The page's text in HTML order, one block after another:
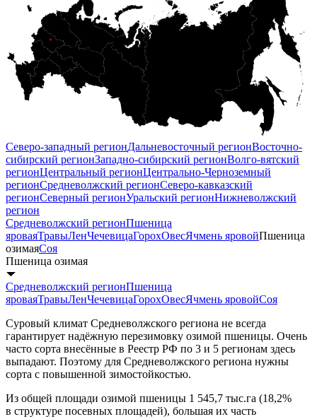
Северо-западный регионДальневосточный регионВосточно-
сибирский регионЗападно-сибирский регионВолго-вятский
регионЦентральный регионЦентрально-Черноземный
регионСредневолжский регионСеверо-кавказский
регионСеверный регионУральский регионНижневолжский
регион
Средневолжский регионПшеница
яроваяТравыЛенЧечевицаГорохОвесЯчмень яровойПшеница
озимаяСоя
Пшеница озимая
Средневолжский регионПшеница
яроваяТравыЛенЧечевицаГорохОвесЯчмень яровойСоя
Суровый климат Средневолжского региона не всегда
гарантирует надёжную перезимовку озимой пшеницы. Очень
часто сорта внесённые в Реестр РФ по 3 и 5 регионам здесь
выпадают. Поэтому для Средневолжского региона нужны
сорта с повышенной зимостойкостью.
Из общей площади озимой пшеницы 1 545,7 тыс.га (18,2%
в структуре посевных площадей), большая их часть